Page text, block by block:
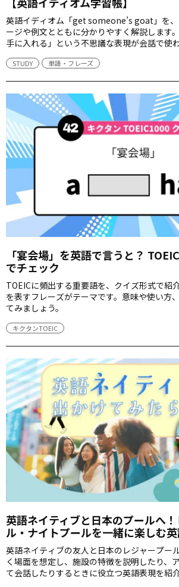
英語イディオム「get someone’s goat」を
ージや例文とともに分かりやすく解説します
手に入れる」という不思議な表現が会話で使
STUDY 単語・フレーズ
「宴会場」を英語で言うと？
でチェック
TOEICに頻出する重要語を、クイズ形式で紹
を表すフレーズがテーマです。意味や使い方
てみましょう。
キクタンTOEIC
英語ネイティブと日本のプールへ
ル・ナイトプールを一緒に楽しむ
英語ネイティブの友人と日本のレジャープー
く場面を想定し、施設の特徴を説明したり、
て会話したりするときに役立つ英語表現を紹介